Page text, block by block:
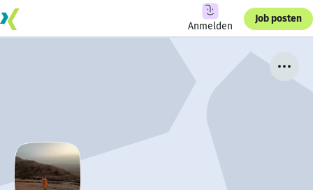
Anmelden
Job posten